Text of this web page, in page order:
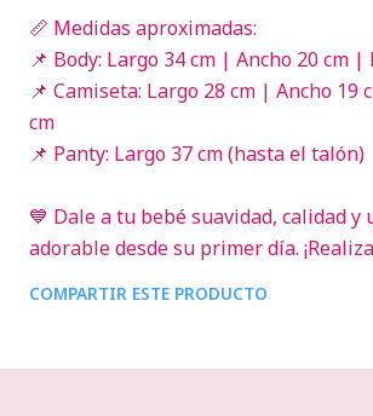
📏 Medidas aproximadas:
📌 Body: Largo 34 cm | Ancho 20 cm |
📌 Camiseta: Largo 28 cm | Ancho 19
cm
📌 Panty: Largo 37 cm (hasta el talón)
💙 Dale a tu bebé suavidad, calidad y
adorable desde su primer día.
COMPARTIR ESTE PRODUCTO